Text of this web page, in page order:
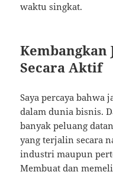
waktu singkat.
Kembangkan
Secara Aktif
Saya percaya bahwa
dalam dunia bisnis.
banyak peluang
yang terjalin secara
industri maupun
Membuat dan